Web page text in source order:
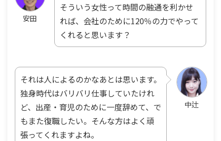
安田
そういう女性って時間の融通を利かせ
れば、会社のために120％の力でやって
くれると思います？
中辻
それは人によるのかなあとは思います。
独身時代はバリバリ仕事していたけれ
ど、出産・育児のために一度辞めて、で
もまた復職したい。そんな方はよく頑
張ってくれますよね。